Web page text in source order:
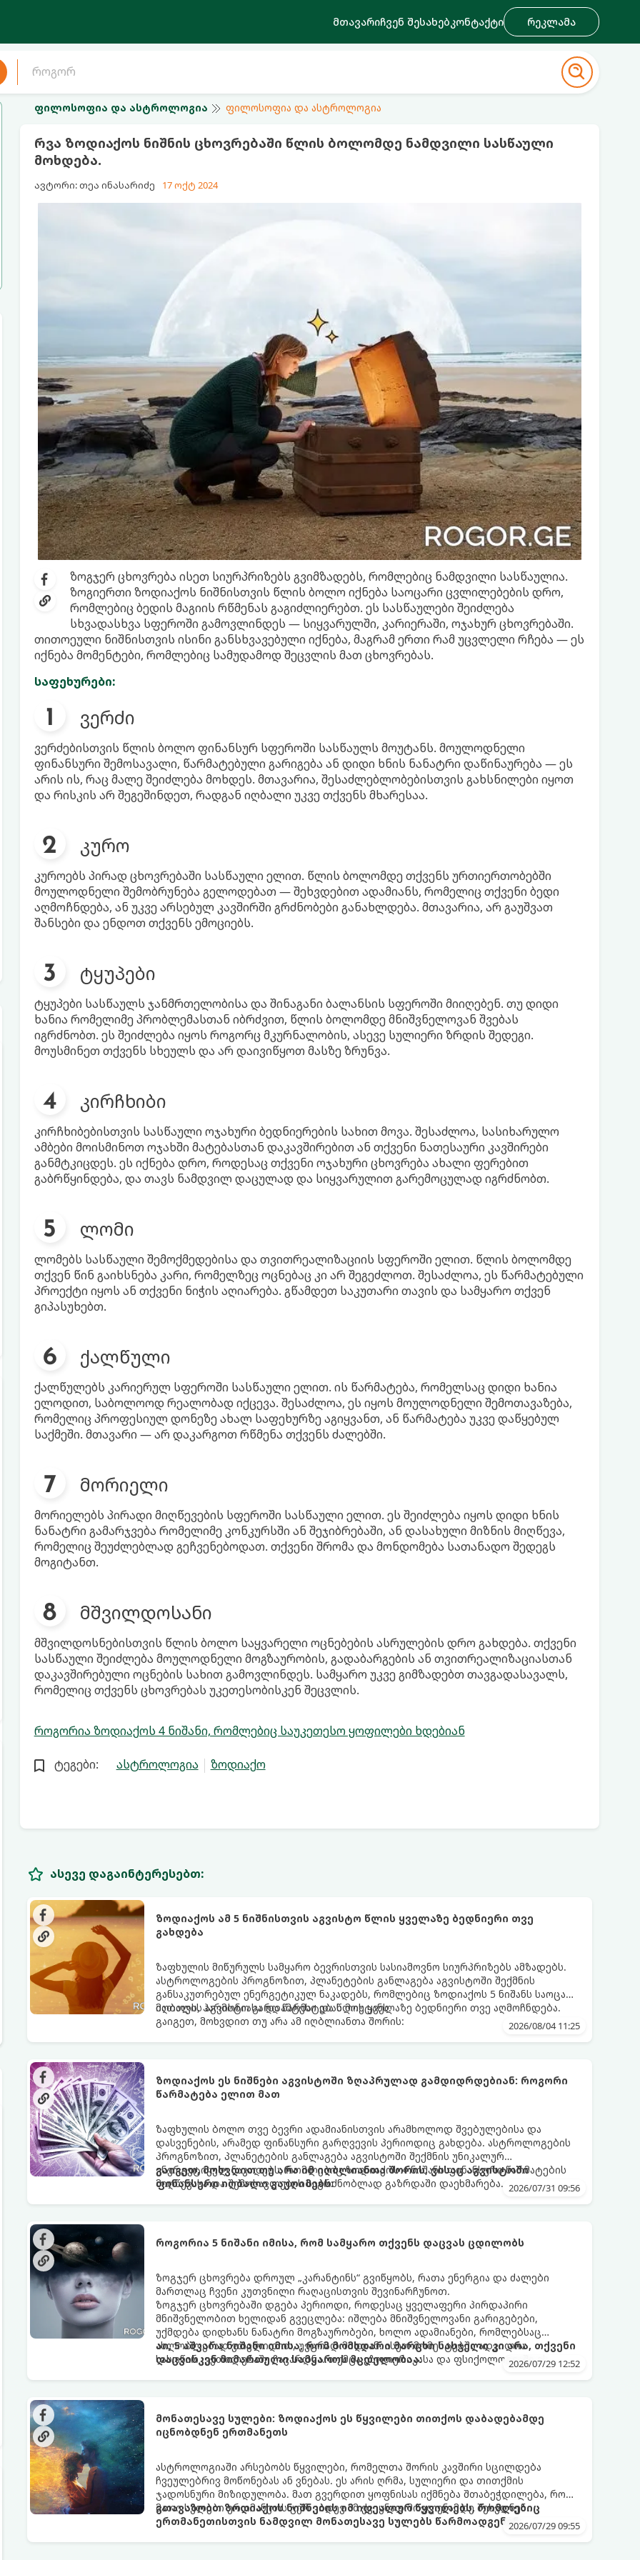
მთავარიჩვენ შესახებკონტაქტი რეკლამა
ფილოსოფია და ასტროლოგია ფილოსოფია და ასტროლოგია
რვა ზოდიაქოს ნიშნის ცხოვრებაში წლის ბოლომდე ნამდვილი სასწაული
მოხდება.
ავტორი: თეა ინასარიძე 17 ოქტ 2024
ზოგჯერ ცხოვრება ისეთ სიურპრიზებს გვიმზადებს, რომლებიც ნამდვილი სასწაულია.
ზოგიერთი ზოდიაქოს ნიშნისთვის წლის ბოლო იქნება საოცარი ცვლილებების დრო,
რომლებიც ბედის მაგიის რწმენას გაგიძლიერებთ. ეს სასწაულები შეიძლება
სხვადასხვა სფეროში გამოვლინდეს — სიყვარულში, კარიერაში, ოჯახურ ცხოვრებაში.
თითოეული ნიშნისთვის ისინი განსხვავებული იქნება, მაგრამ ერთი რამ უცვლელი რჩება — ეს
იქნება მომენტები, რომლებიც სამუდამოდ შეცვლის მათ ცხოვრებას.
საფეხურები:
ვერძი
ვერძებისთვის წლის ბოლო ფინანსურ სფეროში სასწაულს მოუტანს. მოულოდნელი
ფინანსური შემოსავალი, წარმატებული გარიგება ან დიდი ხნის ნანატრი დაწინაურება — ეს
არის ის, რაც მალე შეიძლება მოხდეს. მთავარია, შესაძლებლობებისთვის გახსნილები იყოთ
და რისკის არ შეგეშინდეთ, რადგან იღბალი უკვე თქვენს მხარესაა.
კურო
კუროებს პირად ცხოვრებაში სასწაული ელით. წლის ბოლომდე თქვენს ურთიერთობებში
მოულოდნელი შემობრუნება გელოდებათ — შეხვდებით ადამიანს, რომელიც თქვენი ბედი
აღმოჩნდება, ან უკვე არსებულ კავშირში გრძნობები განახლდება. მთავარია, არ გაუშვათ
შანსები და ენდოთ თქვენს ემოციებს.
ტყუპები
ტყუპები სასწაულს ჯანმრთელობისა და შინაგანი ბალანსის სფეროში მიიღებენ. თუ დიდი
ხანია რომელიმე პრობლემასთან იბრძვით, წლის ბოლომდე მნიშვნელოვან შვებას
იგრძნობთ. ეს შეიძლება იყოს როგორც მკურნალობის, ასევე სულიერი ზრდის შედეგი.
მოუსმინეთ თქვენს სხეულს და არ დაივიწყოთ მასზე ზრუნვა.
კირჩხიბი
კირჩხიბებისთვის სასწაული ოჯახური ბედნიერების სახით მოვა. შესაძლოა, სასიხარულო
ამბები მოისმინოთ ოჯახში მატებასთან დაკავშირებით ან თქვენი ნათესაური კავშირები
განმტკიცდეს. ეს იქნება დრო, როდესაც თქვენი ოჯახური ცხოვრება ახალი ფერებით
გაბრწყინდება, და თავს ნამდვილ დაცულად და სიყვარულით გარემოცულად იგრძნობთ.
ლომი
ლომებს სასწაული შემოქმედებისა და თვითრეალიზაციის სფეროში ელით. წლის ბოლომდე
თქვენ წინ გაიხსნება კარი, რომელზეც ოცნებაც კი არ შეგეძლოთ. შესაძლოა, ეს წარმატებული
პროექტი იყოს ან თქვენი ნიჭის აღიარება. გწამდეთ საკუთარი თავის და სამყარო თქვენ
გიპასუხებთ.
ქალწული
ქალწულებს კარიერულ სფეროში სასწაული ელით. ის წარმატება, რომელსაც დიდი ხანია
ელოდით, საბოლოოდ რეალობად იქცევა. შესაძლოა, ეს იყოს მოულოდნელი შემოთავაზება,
რომელიც პროფესიულ დონეზე ახალ საფეხურზე აგიყვანთ, ან წარმატება უკვე დაწყებულ
საქმეში. მთავარი — არ დაკარგოთ რწმენა თქვენს ძალებში.
მორიელი
მორიელებს პირადი მიღწევების სფეროში სასწაული ელით. ეს შეიძლება იყოს დიდი ხნის
ნანატრი გამარჯვება რომელიმე კონკურსში ან შეჯიბრებაში, ან დასახული მიზნის მიღწევა,
რომელიც შეუძლებლად გეჩვენებოდათ. თქვენი შრომა და მონდომება სათანადო შედეგს
მოგიტანთ.
მშვილდოსანი
მშვილდოსნებისთვის წლის ბოლო საყვარელი ოცნებების ასრულების დრო გახდება. თქვენი
სასწაული შეიძლება მოულოდნელი მოგზაურობის, გადაბარგების ან თვითრეალიზაციასთან
დაკავშირებული ოცნების სახით გამოვლინდეს. სამყარო უკვე გიმზადებთ თავგადასავალს,
რომელიც თქვენს ცხოვრებას უკეთესობისკენ შეცვლის.
როგორია ზოდიაქოს 4 ნიშანი, რომლებიც საუკეთესო ყოფილები ხდებიან
ტეგები: ასტროლოგია ზოდიაქო
ასევე დაგაინტერესებთ:
ზოდიაქოს ამ 5 ნიშნისთვის აგვისტო წლის ყველაზე ბედნიერი თვე
გახდება
ზაფხულის მიწურულს სამყარო ბევრისთვის სასიამოვნო სიურპრიზებს ამზადებს.
ასტროლოგების პროგნოზით, პლანეტების განლაგება აგვისტოში შექმნის
განსაკუთრებულ ენერგეტიკულ ნაკადებს, რომლებიც ზოდიაქოს 5 ნიშანს საოცარ
იღბალს, ჰარმონიასა და წარმატებას მოუტანს.
მათთვის აგვისტო გარდამტეხი და წლის ყველაზე ბედნიერი თვე აღმოჩნდება.
გაიგეთ, მოხვდით თუ არა ამ იღბლიანთა შორის:
2026/08/04 11:25
ზოდიაქოს ეს ნიშნები აგვისტოში ზღაპრულად გამდიდრდებიან: როგორი
წარმატება ელით მათ
ზაფხულის ბოლო თვე ბევრი ადამიანისთვის არამხოლოდ შვებულებისა და
დასვენების, არამედ ფინანსური გარღვევის პერიოდიც გახდება. ასტროლოგების
პროგნოზით, პლანეტების განლაგება აგვისტოში შექმნის უნიკალურ
ენერგეტიკულ ნაკადებს, რომლებიც ზოდიაქოს 4 ნიშანს ფინანსური წარმატების
მიღწევასა და შემოსავლების საგრძნობლად გაზრდაში დაეხმარება.
გაიგეთ, მოხვდით თუ არა იმ იღბლიანთა შორის, ვისაც აგვისტოში
ფინანსური იღბალი გაუღიმებს:
2026/07/31 09:56
როგორია 5 ნიშანი იმისა, რომ სამყარო თქვენს დაცვას ცდილობს
ზოგჯერ ცხოვრება დროულ „კარანტინს“ გვიწყობს, რათა ენერგია და ძალები
მართლაც ჩვენი კუთვნილი რაღაცისთვის შევინარჩუნოთ.
ზოგჯერ ცხოვრებაში დგება პერიოდი, როდესაც ყველაფერი პირდაპირი
მნიშვნელობით ხელიდან გვეცლება: იშლება მნიშვნელოვანი გარიგებები,
უქმდება დიდხანს ნანატრი მოგზაურობები, ხოლო ადამიანები, რომლებსაც
ახლობლებად ვთვლიდით, უეცრად მიდიან. ასეთ მომენტებში ადვილია
სასოწარკვეთილებაში ჩავარდნა. თუმცა ეზოთერიკასა და ფსიქოლოგიაში ეს
აი, 5 აშკარა ნიშანი იმისა, რომ მომხდარი მარცხი სასჯელი კი არა, თქვენი
დაცვისკენ მიმართული სამყაროს მცდელობაა:
2026/07/29 12:52
მონათესავე სულები: ზოდიაქოს ეს წყვილები თითქოს დაბადებამდე
იცნობდნენ ერთმანეთს
ასტროლოგიაში არსებობს წყვილები, რომელთა შორის კავშირი სცილდება
ჩვეულებრივ მოწონებას ან ვნებას. ეს არის ღრმა, სულიერი და თითქმის
ჯადოსნური მიზიდულობა. მათ გვერდით ყოფნისას იქმნება შთაბეჭდილება, რომ
მათი სულები ერთმანეთს ჯერ კიდევ ამ ქვეყნად მოვლენამდე შეხვდნენ.
გთავაზობთ ზოდიაქოს ნიშნების იმ იდეალურ წყვილებს, რომლებიც
ერთმანეთისთვის ნამდვილ მონათესავე სულებს წარმოადგენენ:2026/07/29 09:55